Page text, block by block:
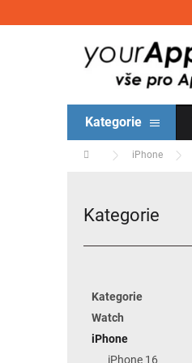
Kategorie
Domů iPhone
Přeskočit kategorie
Kategorie
Kategorie
Watch
iPhone
iPhone 16